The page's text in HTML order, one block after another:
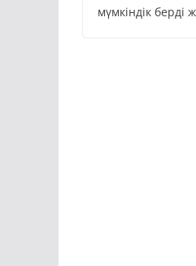
мүмкіндік берді